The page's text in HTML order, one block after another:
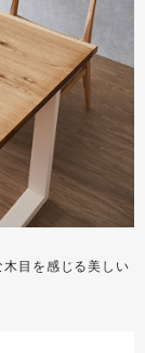
目を感じる美しい